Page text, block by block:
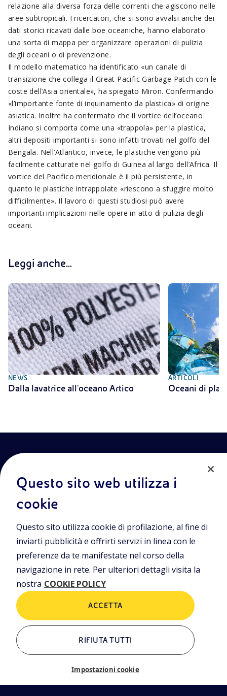
relazione alla diversa forza delle correnti che agiscono nelle
aree subtropicali. I ricercatori, che si sono avvalsi anche dei
dati storici ricavati dalle boe oceaniche, hanno elaborato
una sorta di mappa per organizzare operazioni di pulizia
degli oceani o di prevenzione.
Il modello matematico ha identificato «un canale di
transizione che collega il Great Pacific Garbage Patch con le
coste dell’Asia orientale», ha spiegato Miron. Confermando
«l’importante fonte di inquinamento da plastica» di origine
asiatica. Inoltre ha confermato che il vortice dell’oceano
Indiano si comporta come una «trappola» per la plastica,
altri depositi importanti si sono infatti trovati nel golfo del
Bengala. Nell’Atlantico, invece, le plastiche vengono più
facilmente catturate nel golfo di Guinea al largo dell’Africa. Il
vortice del Pacifico meridionale è il più persistente, in
quanto le plastiche intrappolate «riescono a sfuggire molto
difficilmente». Il lavoro di questi studiosi può avere
importanti implicazioni nelle opere in atto di pulizia degli
oceani.
Leggi anche...
NEWS
Dalla lavatrice all'oceano Artico
ARTICOLI
Oceani di
Entra nel mondo Eniscuola.Scopri gli strumenti e le
metodologie innovative per la didattica e naviga tra contenuti
multimediali, lezioni digitali e approfondimenti sui grandi temi
di attualità. Eniscuola è una iniziativa di Eni.
POLICIES
Termini e condizioni
ALTRI LINK
Questo sito web utilizza i
cookie
Questo sito utilizza cookie di profilazione, al fine di
inviarti pubblicità e offrirti servizi in linea con le
preferenze da te manifestate nel corso della
navigazione in rete. Per ulteriori dettagli visita la
nostra COOKIE POLICY
Impostazioni cookie
RIFIUTA TUTTI
ACCETTA